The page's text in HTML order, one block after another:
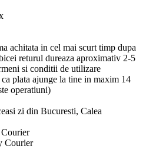
achitata in cel mai scurt timp dupa
returul dureaza aproximativ 2-5
si conditii de utilizare
plata ajunge la tine in maxim 14
operatiuni)
zi din Bucuresti, Calea
Courier